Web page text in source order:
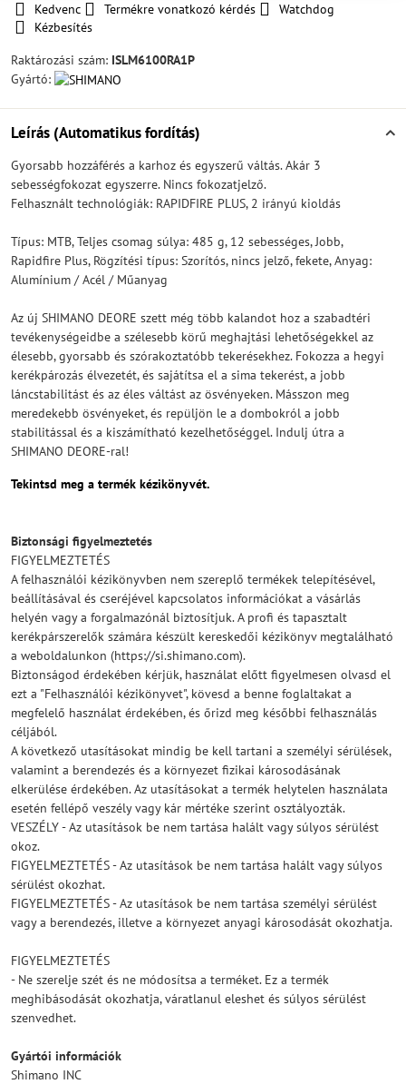
Kedvenc Termékre vonatkozó kérdés
Watchdog
Kézbesítés
Raktározási szám: ISLM6100RA1P
Gyártó:
Leírás (Automatikus fordítás)
Gyorsabb hozzáférés a karhoz és egyszerű váltás. Akár 3
sebességfokozat egyszerre. Nincs fokozatjelző.
Felhasznált technológiák: RAPIDFIRE PLUS, 2 irányú kioldás
Típus: MTB, Teljes csomag súlya: 485 g, 12 sebességes, Jobb,
Rapidfire Plus, Rögzítési típus: Szorítós, nincs jelző, fekete, Anyag:
Alumínium / Acél / Műanyag
Az új SHIMANO DEORE szett még több kalandot hoz a szabadtéri
tevékenységeidbe a szélesebb körű meghajtási lehetőségekkel az
élesebb, gyorsabb és szórakoztatóbb tekerésekhez. Fokozza a hegyi
kerékpározás élvezetét, és sajátítsa el a sima tekerést, a jobb
láncstabilitást és az éles váltást az ösvényeken. Másszon meg
meredekebb ösvényeket, és repüljön le a dombokról a jobb
stabilitással és a kiszámítható kezelhetőséggel. Indulj útra a
SHIMANO DEORE-ral!
Tekintsd meg a termék kézikönyvét.
Biztonsági figyelmeztetés
FIGYELMEZTETÉS
A felhasználói kézikönyvben nem szereplő termékek telepítésével,
beállításával és cseréjével kapcsolatos információkat a vásárlás
helyén vagy a forgalmazónál biztosítjuk. A profi és tapasztalt
kerékpárszerelők számára készült kereskedői kézikönyv megtalálható
a weboldalunkon (https://si.shimano.com).
Biztonságod érdekében kérjük, használat előtt figyelmesen olvasd el
ezt a "Felhasználói kézikönyvet", kövesd a benne foglaltakat a
megfelelő használat érdekében, és őrizd meg későbbi felhasználás
céljából.
A következő utasításokat mindig be kell tartani a személyi sérülések,
valamint a berendezés és a környezet fizikai károsodásának
elkerülése érdekében. Az utasításokat a termék helytelen használata
esetén fellépő veszély vagy kár mértéke szerint osztályozták.
VESZÉLY - Az utasítások be nem tartása halált vagy súlyos sérülést
okoz.
FIGYELMEZTETÉS - Az utasítások be nem tartása halált vagy súlyos
sérülést okozhat.
FIGYELMEZTETÉS - Az utasítások be nem tartása személyi sérülést
vagy a berendezés, illetve a környezet anyagi károsodását okozhatja.
FIGYELMEZTETÉS
- Ne szerelje szét és ne módosítsa a terméket. Ez a termék
meghibásodását okozhatja, váratlanul eleshet és súlyos sérülést
szenvedhet.
Gyártói információk
Shimano INC